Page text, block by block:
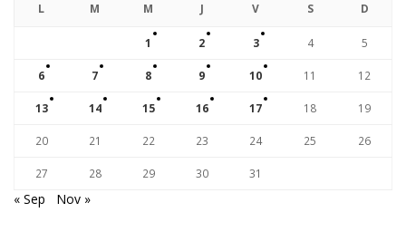
L M M J V S D
1 2 3 4 5
6 7 8 9 10 11 12
13 14 15 16 17 18 19
20 21 22 23 24 25 26
27 28 29 30 31
« Sep Nov »